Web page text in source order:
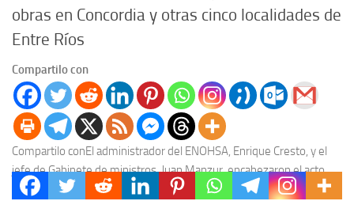
obras en Concordia y otras cinco localidades de
Entre Ríos
Compartilo con
Compartilo conEl administrador del ENOHSA, Enrique Cresto, y el
jefe de Gabinete de ministros, Juan Manzur, encabezaron el acto
administrativo que garantizó una inversión de...